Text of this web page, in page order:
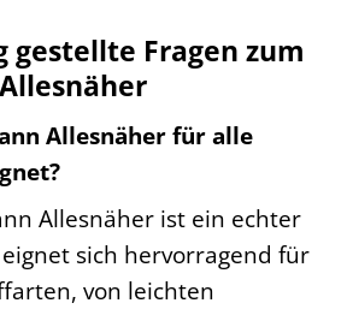
gestellte Fragen zum
Allesnäher für alle
Allesnäher ist ein echter
sich hervorragend für
von leichten